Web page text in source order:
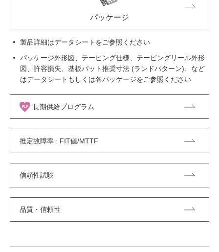
パッケージ
製品詳細はデータシートをご参照ください
パッケージ外形図、テーピング仕様、テーピングリール外形
図、許容損失、基板パット推奨寸法 (ランドパターン)、など
はデータシートもしくは各パッケージをご参照ください
長期供給プログラム
推定故障率 : FIT値/MTTF
信頼性試験
品質・信頼性